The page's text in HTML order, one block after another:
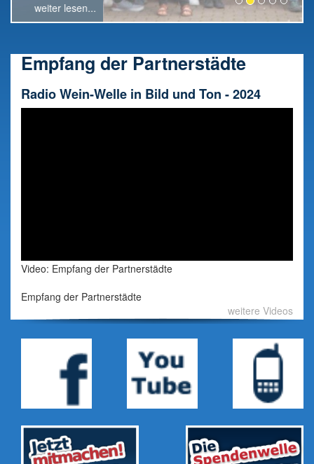
weiter lesen...
Empfang der Partnerstädte
Radio Wein-Welle in Bild und Ton - 2024
Video: Empfang der Partnerstädte
Empfang der Partnerstädte
weitere Videos